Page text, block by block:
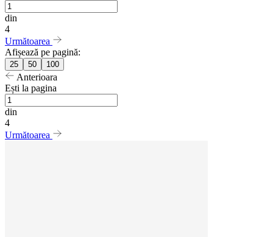
din
4
Următoarea
Afișează pe pagină:
25 50 100
Anterioara
Ești la pagina
din
4
Următoarea